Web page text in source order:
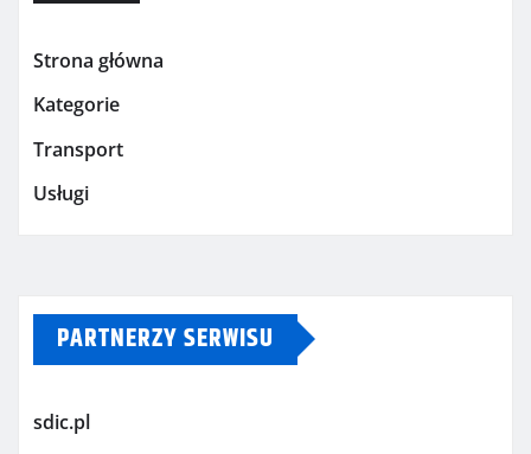
Strona główna
Kategorie
Transport
Usługi
PARTNERZY SERWISU
sdic.pl